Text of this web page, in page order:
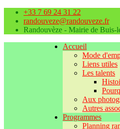
+33 7 69 24 31 22
randouveze@randouveze.fr
Randouvèze - Mairie de Buis-
Accueil
Mode
Liens utiles
Les talents
Aux
Autres
Programmes
Planning